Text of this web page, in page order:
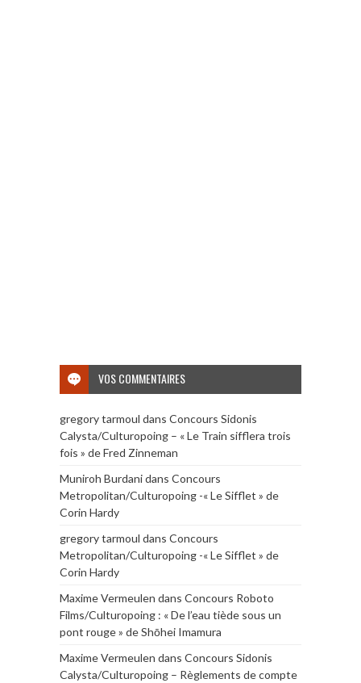
VOS COMMENTAIRES
gregory tarmoul dans Concours Sidonis
Calysta/Culturopoing – « Le Train sifflera trois
fois » de Fred Zinneman
Muniroh Burdanidans Concours
Metropolitan/Culturopoing -« Le Sifflet » de
Corin Hardy
gregory tarmoul dans Concours
Metropolitan/Culturopoing -« Le Sifflet » de
Corin Hardy
Maxime Vermeulen dans Concours Roboto
Films/Culturopoing : « De l’eau tiède sous un
pont rouge » de Shōhei Imamura
Maxime Vermeulen dans Concours Sidonis
Calysta/Culturopoing – Règlements de compte